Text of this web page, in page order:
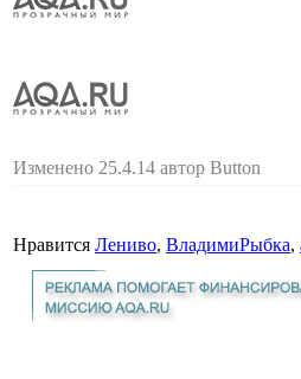
Изменено 25.4.14 автор Button
Нравится Лениво, ВладимиРыбка,